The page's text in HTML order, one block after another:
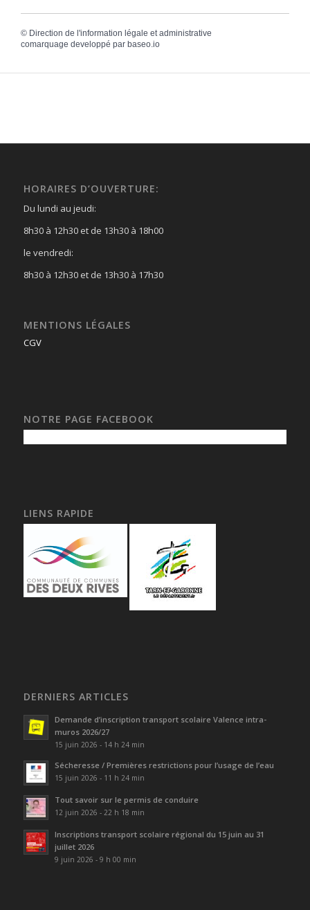
© Direction de l'information légale et administrative
comarquage developpé par baseo.io
HORAIRES D’OUVERTURE:
Du lundi au jeudi:
8h30 à 12h30 et de 13h30 à 18h00
le vendredi:
8h30 à 12h30 et de 13h30 à 17h30
MENTIONS LÉGALES
CGV
NOTRE PAGE FACEBOOK
LIENS RAPIDE
DERNIERS ARTICLES
Demande d’inscription transport scolaire Valence intra-
muros 2026/27
15 juin 2026 - 14 h 24 min
Sécheresse / Premières restrictions pour l’usage de l’eau
15 juin 2026 - 11 h 24 min
Tout savoir sur le permis de conduire
12 juin 2026 - 22 h 18 min
Inscriptions transport scolaire régional du 15 juin au 31
juillet 2026
9 juin 2026 - 9 h 00 min